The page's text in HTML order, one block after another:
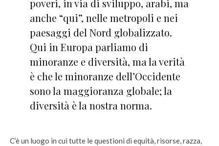
poveri, in via di sviluppo, arabi, ma
anche “qui”, nelle metropoli e nei
paesaggi del Nord globalizzato.
Qui in Europa parliamo di
minoranze e diversità, ma la verità
è che le minoranze dell’Occidente
sono la maggioranza globale; la
diversità è la nostra norma.
C’è un luogo in cui tutte le questioni di equità, risorse, razza,